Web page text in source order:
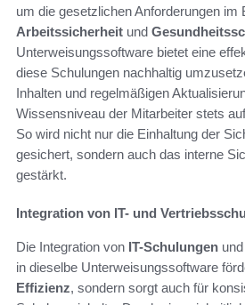
um die gesetzlichen Anforderungen im
Arbeitssicherheit und
Unterweisungssoftware bietet eine
diese Schulungen nachhaltig
Inhalten und regelmäßigen
Wissensniveau der Mitarbeiter stets
So wird nicht nur die Einhaltung der
gesichert, sondern auch das interne
gestärkt.
Integration von IT- und
Die Integration von IT-Schulungen und
in dieselbe Unterweisungssoftware
Effizienz, sondern sorgt auch für